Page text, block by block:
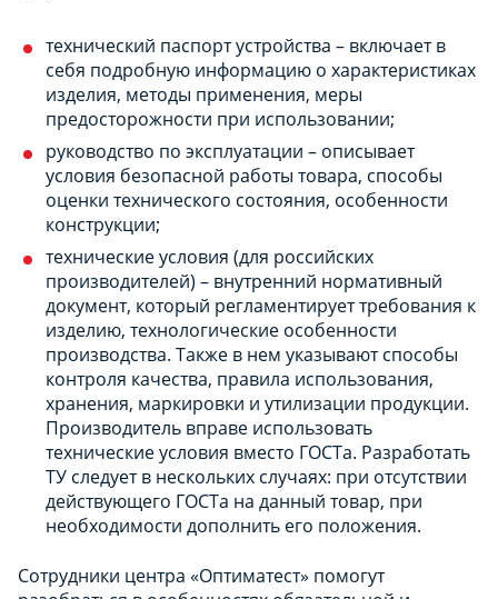
технический паспорт устройства – включает в
себя подробную информацию о характеристиках
изделия, методы применения, меры
предосторожности при использовании;
руководство по эксплуатации – описывает
условия безопасной работы товара, способы
оценки технического состояния, особенности
конструкции;
технические условия (для российских
производителей) – внутренний нормативный
документ, который регламентирует требования к
изделию, технологические особенности
производства. Также в нем указывают способы
контроля качества, правила использования,
хранения, маркировки и утилизации продукции.
Производитель вправе использовать
технические условия вместо ГОСТа. Разработать
ТУ следует в нескольких случаях: при отсутствии
действующего ГОСТа на данный товар, при
необходимости дополнить его положения.
Сотрудники центра «Оптиматест» помогут